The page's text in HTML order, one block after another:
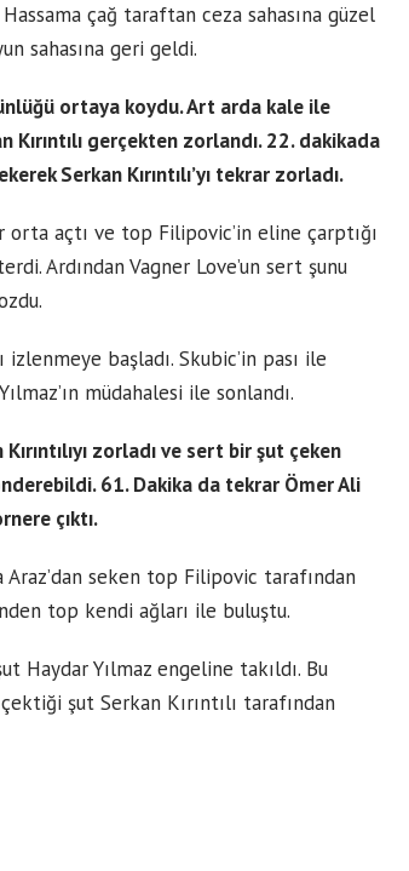
çağ taraftan ceza sahasına güzel
sahasına geri geldi.
ortaya koydu. Art arda kale ile
gerçekten zorlandı. 22. dakikada
Serkan Kırıntılı’yı tekrar zorladı.
orta açtı ve top Filipovic’in eline çarptığı
Ardından Vagner Love’un sert şunu
başladı. Skubic’in pası ile
müdahalesi ile sonlandı.
zorladı ve sert bir şut çeken
61. Dakika da tekrar Ömer Ali
çıktı.
Araz’dan seken top Filipovic tarafından
top kendi ağları ile buluştu.
Haydar Yılmaz engeline takıldı. Bu
şut Serkan Kırıntılı tarafından